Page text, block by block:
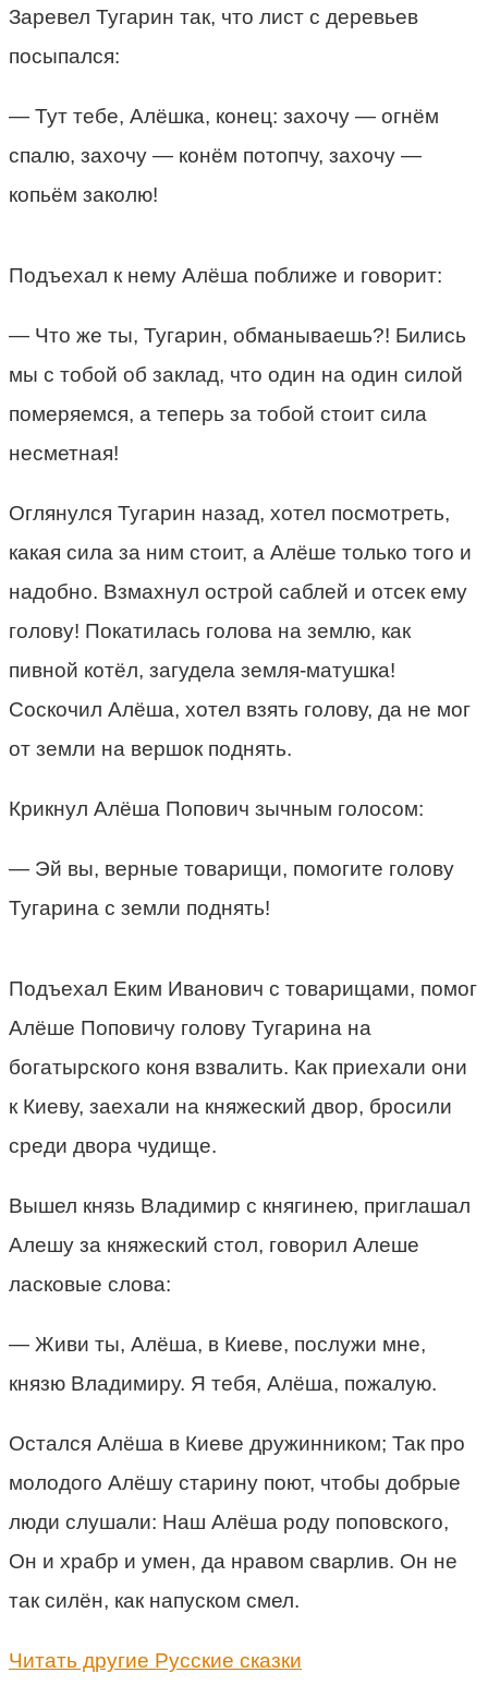
Заревел Тугарин так, что лист с деревьев
посыпался:
— Тут тебе, Алёшка, конец: захочу — огнём
спалю, захочу — конём потопчу, захочу —
копьём заколю!
Подъехал к нему Алёша поближе и говорит:
— Что же ты, Тугарин, обманываешь?! Бились
мы с тобой об заклад, что один на один силой
померяемся, а теперь за тобой стоит сила
несметная!
Оглянулся Тугарин назад, хотел посмотреть,
какая сила за ним стоит, а Алёше только того и
надобно. Взмахнул острой саблей и отсек ему
голову! Покатилась голова на землю, как
пивной котёл, загудела земля-матушка!
Соскочил Алёша, хотел взять голову, да не мог
от земли на вершок поднять.
Крикнул Алёша Попович зычным голосом:
— Эй вы, верные товарищи, помогите голову
Тугарина с земли поднять!
Подъехал Еким Иванович с товарищами, помог
Алёше Поповичу голову Тугарина на
богатырского коня взвалить. Как приехали они
к Киеву, заехали на княжеский двор, бросили
среди двора чудище.
Вышел князь Владимир с княгинею, приглашал
Алешу за княжеский стол, говорил Алеше
ласковые слова:
— Живи ты, Алёша, в Киеве, послужи мне,
князю Владимиру. Я тебя, Алёша, пожалую.
Остался Алёша в Киеве дружинником; Так про
молодого Алёшу старину поют, чтобы добрые
люди слушали: Наш Алёша роду поповского,
Он и храбр и умен, да нравом сварлив. Он не
так силён, как напуском смел.
Читать другие Русские сказки